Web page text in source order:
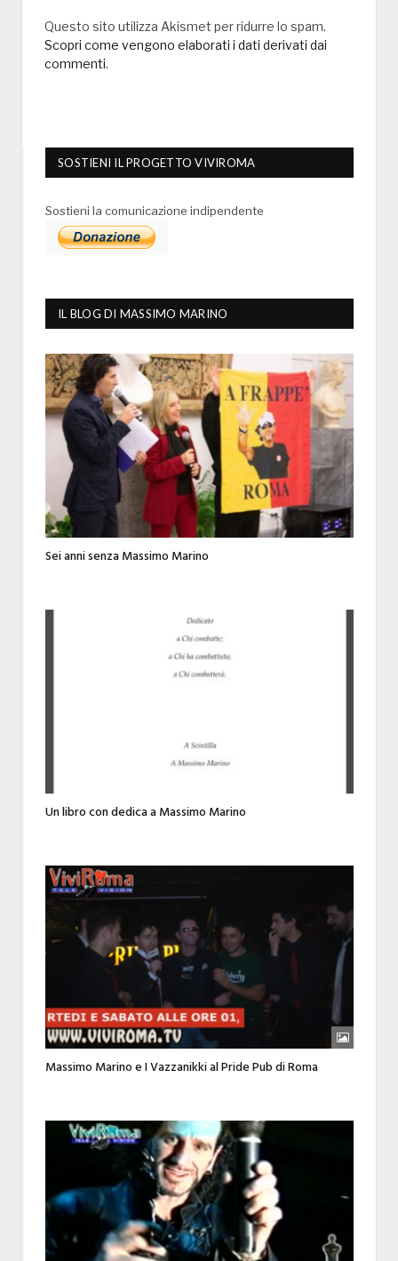
Questo sito utilizza Akismet per ridurre lo spam.
Scopri come vengono elaborati i dati derivati dai
commenti.
SOSTIENI IL PROGETTO VIVIROMA
Sostieni la comunicazione indipendente
IL BLOG DI MASSIMO MARINO
Sei anni senza Massimo Marino
Un libro con dedica a Massimo Marino
Massimo Marino e I Vazzanikki al Pride Pub di Roma